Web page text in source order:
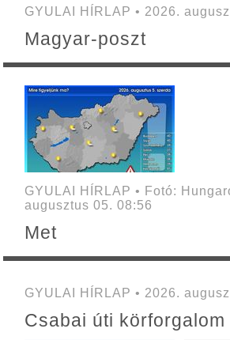
GYULAI HÍRLAP • 2026.
Magyar-poszt
GYULAI HÍRLAP • Fotó:
augusztus 05. 08:56
Met
GYULAI HÍRLAP • 2026.
Csabai úti körforgalom